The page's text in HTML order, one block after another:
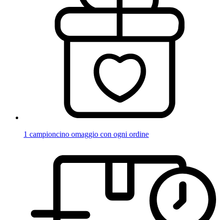
1 campioncino omaggio con ogni ordine